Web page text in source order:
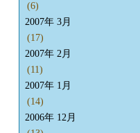
(6)
2007年 3月
(17)
2007年 2月
(11)
2007年 1月
(14)
2006年 12月